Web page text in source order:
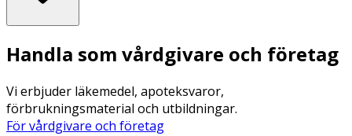
Handla som vårdgivare och företag
Vi erbjuder läkemedel, apoteksvaror,
förbrukningsmaterial och utbildningar.
För vårdgivare och företag